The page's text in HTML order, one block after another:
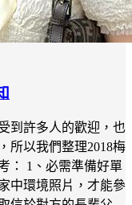
到許多人的歡迎，也
所以我們整理2018梅
： 1、必需準備好單
中環境照片，才能參